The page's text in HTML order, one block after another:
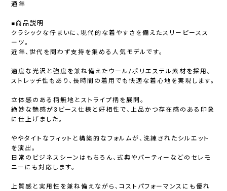
通年
■商品説明
クラシックな佇まいに、現代的な着やすさを備えたスリーピースス
ーツ。
近年、世代を問わず支持を集める人気モデルです。
適度な光沢と強度を兼ね備えたウール/ポリエステル素材を採用。
ストレッチ性もあり、長時間の着用でも快適な着心地を実現します。
立体感のある柄無地とストライプ柄を展開。
絶妙な艶感が3ピース仕様と好相性で、上品かつ存在感のある印象
に仕上げました。
ややタイトなフィットと構築的なフォルムが、洗練されたシルエット
を演出。
日常のビジネスシーンはもちろん、式典やパーティーなどのセレモ
ニーにも対応します。
上質感と実用性を兼ね備えながら、コストパフォーマンスにも優れ